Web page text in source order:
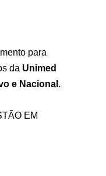
para
da Unimed
e Nacional .
EM